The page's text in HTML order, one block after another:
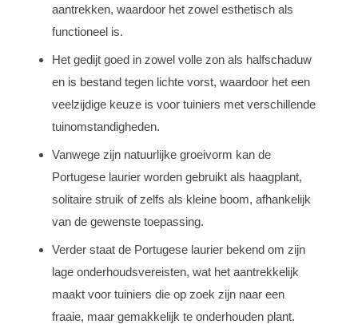
aantrekken, waardoor het zowel esthetisch als
functioneel is.
Het gedijt goed in zowel volle zon als halfschaduw
en is bestand tegen lichte vorst, waardoor het een
veelzijdige keuze is voor tuiniers met verschillende
tuinomstandigheden.
Vanwege zijn natuurlijke groeivorm kan de
Portugese laurier worden gebruikt als haagplant,
solitaire struik of zelfs als kleine boom, afhankelijk
van de gewenste toepassing.
Verder staat de Portugese laurier bekend om zijn
lage onderhoudsvereisten, wat het aantrekkelijk
maakt voor tuiniers die op zoek zijn naar een
fraaie, maar gemakkelijk te onderhouden plant.